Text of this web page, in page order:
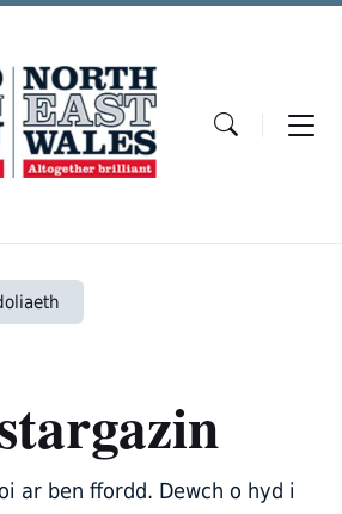
ar ben ffordd. Dewch o hyd i